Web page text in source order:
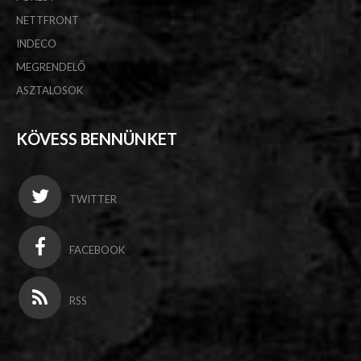
NETTFRONT
INDECO
MEGRENDELŐ
ASZTALOSOK
KÖVESS BENNÜNKET
TWITTER
FACEBOOK
RSS